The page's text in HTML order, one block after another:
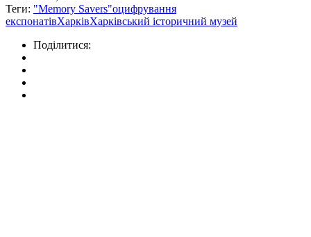
Теги: "Memory Savers"оцифрування
експонатівХарківХарківський історичний музей
Поділитися: